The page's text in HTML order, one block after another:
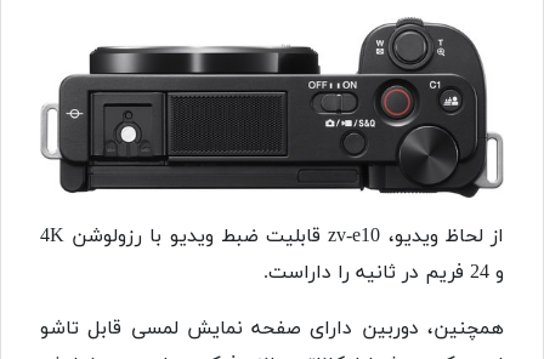
از لحاظ ویدیو، zv-e10 قابلیت ضبط ویدیو با رزولوشن 4K
و 24 فریم در ثانیه را داراست.
همچنین، دوربین دارای صفحه نمایش لمسی قابل تاشو